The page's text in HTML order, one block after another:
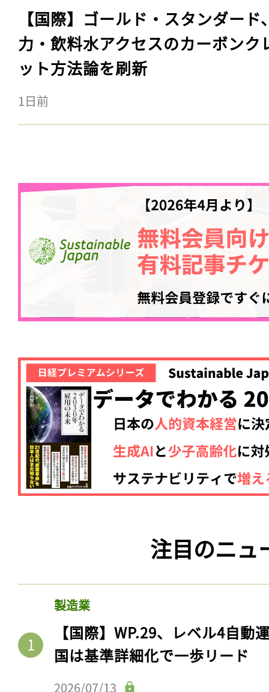
【国際】ゴールド・スタンダード
力・飲料水アクセスのカーボンク
ット方法論を刷新
1日前
注目のニュ
製造業
【国際】WP.29、レベル4自動
国は基準詳細化で一歩リード
2026/07/13